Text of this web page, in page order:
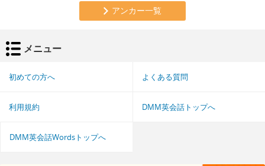
アンカー一覧
メニュー
初めての方へ よくある質問
利用規約 DMM英会話トップへ
DMM英会話Wordsトップへ